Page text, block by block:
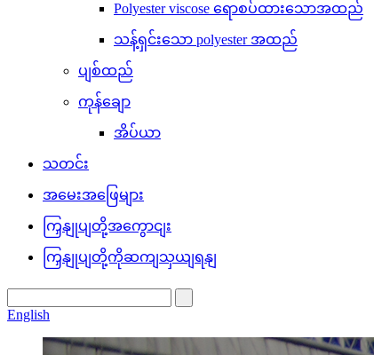
Polyester viscose ရောစပ်ထားသောအထည်
သန့်ရှင်းသော polyester အထည်
ပျစ်ထည်
ကုန်ချော
အိပ်ယာ
သတင်း
အမေးအဖြေများ
ကြှနျုပျတို့အကွောငျး
ကြှနျုပျတို့ကိုဆကျသှယျရနျ
English